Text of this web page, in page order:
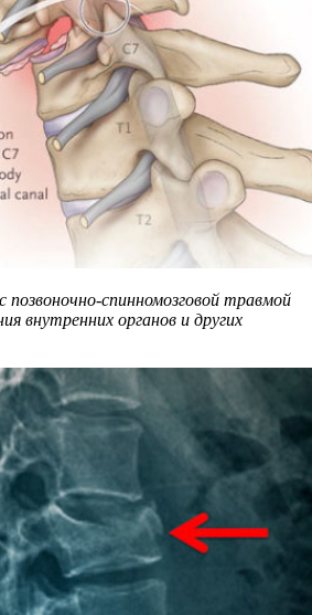
спинномозговой травмой
внутренних органов и других